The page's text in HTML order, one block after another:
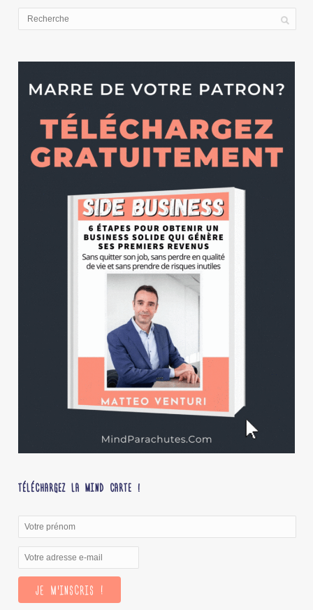
TÉLÉCHARGEZ LA MIND CARTE !